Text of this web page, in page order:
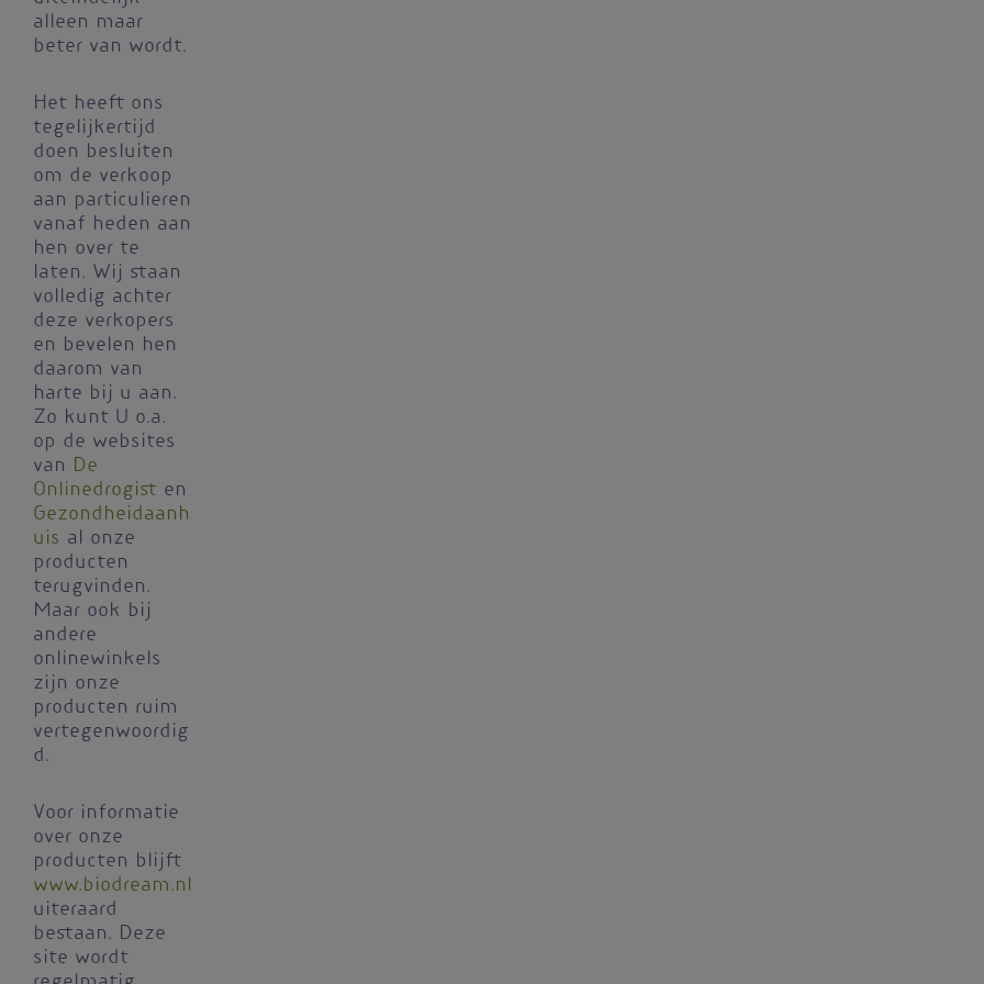
alleen maar
beter van wordt.
Het heeft ons
tegelijkertijd
doen besluiten
om de verkoop
aan particulieren
vanaf heden aan
hen over te
laten. Wij staan
volledig achter
deze verkopers
en bevelen hen
daarom van
harte bij u aan.
Zo kunt U o.a.
op de websites
van
De
Onlinedrogist en
Gezondheidaanh
uis al onze
producten
terugvinden.
Maar ook bij
andere
onlinewinkels
zijn onze
producten ruim
vertegenwoordig
d.
Voor informatie
over onze
producten blijft
www.biodream.nl
uiteraard
bestaan. Deze
site wordt